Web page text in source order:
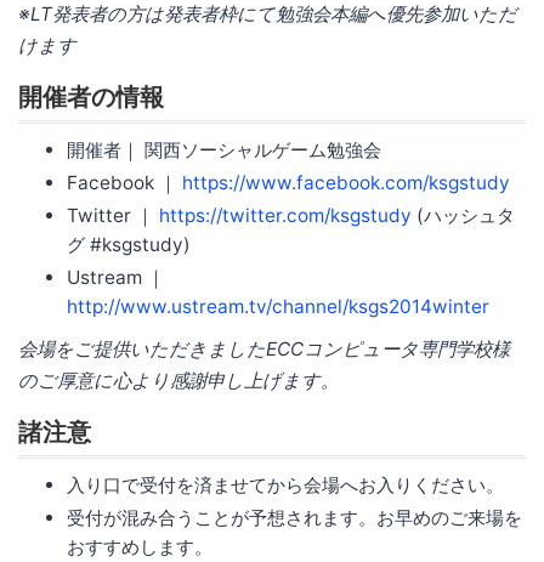
※LT発表者の方は発表者枠にて勉強会本編へ優先参加いただ
けます
開催者の情報
開催者｜ 関西ソーシャルゲーム勉強会
Facebook ｜ https://www.facebook.com/ksgstudy
Twitter ｜ https://twitter.com/ksgstudy (ハッシュタ
グ #ksgstudy)
Ustream ｜
http://www.ustream.tv/channel/ksgs2014winter
会場をご提供いただきましたECCコンピュータ専門学校様
のご厚意に心より感謝申し上げます。
諸注意
入り口で受付を済ませてから会場へお入りください。
受付が混み合うことが予想されます。お早めのご来場を
おすすめします。